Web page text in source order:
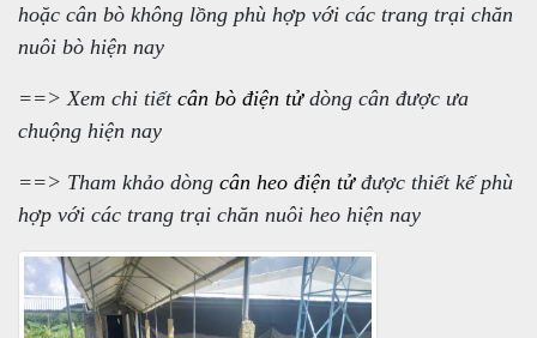
hoặc cân bò không lồng phù hợp với các trang trại chăn
nuôi bò hiện nay
==> Xem chi tiết cân bò điện tửdòng cân được ưa
chuộng hiện nay
==> Tham khảo dòng cân heo điện tửđược thiết kế phù
hợp với các trang trại chăn nuôi heo hiện nay